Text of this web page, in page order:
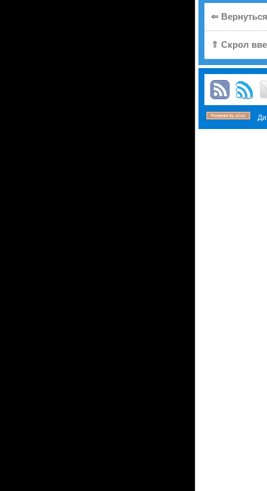
⇐
⇑ Скрол